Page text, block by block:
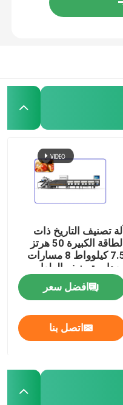
آلة تصنيف التاريخ ذات
الطاقة الكبيرة 50 هرتز
7.5 كيلوواط 8 مسارات
معدات تصنيف الطعام
افضل سعر
اتصل بنا